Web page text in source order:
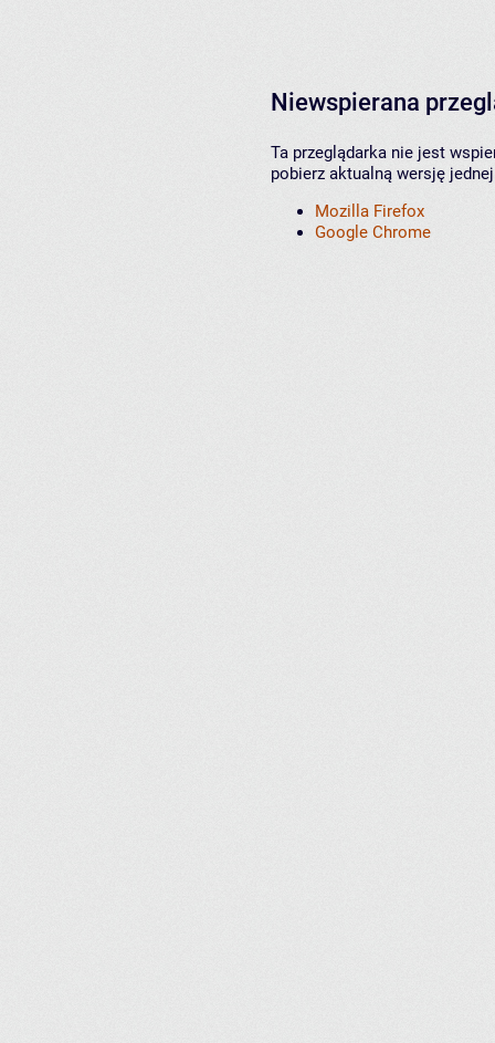
Niewspierana
Ta przeglądarka nie jest
pobierz aktualną wersję
Mozilla Firefox
Google Chrome